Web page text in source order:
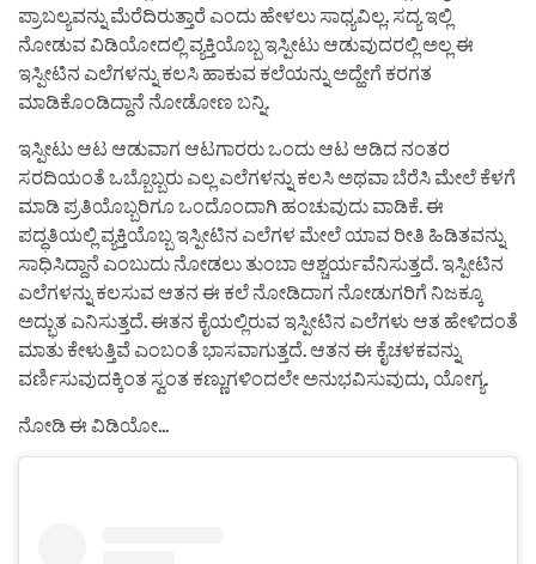
ಪ್ರಾಬಲ್ಯವನ್ನು ಮೆರೆದಿರುತ್ತಾರೆ ಎಂದು ಹೇಳಲು ಸಾಧ್ಯವಿಲ್ಲ. ಸದ್ಯ ಇಲ್ಲಿ
ನೋಡುವ ವಿಡಿಯೋದಲ್ಲಿ ವ್ಯಕ್ತಿಯೊಬ್ಬ ಇಸ್ಪೀಟು ಆಡುವುದರಲ್ಲಿ ಅಲ್ಲ ಈ
ಇಸ್ಪೀಟಿನ ಎಲೆಗಳನ್ನು ಕಲಸಿ ಹಾಕುವ ಕಲೆಯನ್ನು ಅದ್ಹೇಗೆ ಕರಗತ
ಮಾಡಿಕೊಂಡಿದ್ದಾನೆ ನೋಡೋಣ ಬನ್ನಿ.
ಇಸ್ಪೀಟು ಆಟ ಆಡುವಾಗ ಆಟಗಾರರು ಒಂದು ಆಟ ಆಡಿದ ನಂತರ
ಸರದಿಯಂತೆ ಒಬ್ಬೊಬ್ಬರು ಎಲ್ಲ ಎಲೆಗಳನ್ನು ಕಲಸಿ ಅಥವಾ ಬೆರೆಸಿ ಮೇಲೆ ಕೆಳಗೆ
ಮಾಡಿ ಪ್ರತಿಯೊಬ್ಬರಿಗೂ ಒಂದೊಂದಾಗಿ ಹಂಚುವುದು ವಾಡಿಕೆ. ಈ
ಪದ್ಧತಿಯಲ್ಲಿ ವ್ಯಕ್ತಿಯೊಬ್ಬ ಇಸ್ಪೀಟಿನ ಎಲೆಗಳ ಮೇಲೆ ಯಾವ ರೀತಿ ಹಿಡಿತವನ್ನು
ಸಾಧಿಸಿದ್ದಾನೆ ಎಂಬುದು ನೋಡಲು ತುಂಬಾ ಆಶ್ಚರ್ಯವೆನಿಸುತ್ತದೆ. ಇಸ್ಪೀಟಿನ
ಎಲೆಗಳನ್ನು ಕಲಸುವ ಆತನ ಈ ಕಲೆ ನೋಡಿದಾಗ ನೋಡುಗರಿಗೆ ನಿಜಕ್ಕೂ
ಅದ್ಭುತ ಎನಿಸುತ್ತದೆ. ಈತನ ಕೈಯಲ್ಲಿರುವ ಇಸ್ಪೀಟಿನ ಎಲೆಗಳು ಆತ ಹೇಳಿದಂತೆ
ಮಾತು ಕೇಳುತ್ತಿವೆ ಎಂಬಂತೆ ಭಾಸವಾಗುತ್ತದೆ. ಆತನ ಈ ಕೈಚಳಕವನ್ನು
ವರ್ಣಿಸುವುದಕ್ಕಿಂತ ಸ್ವಂತ ಕಣ್ಣುಗಳಿಂದಲೇ ಅನುಭವಿಸುವುದು, ಯೋಗ್ಯ.
ನೋಡಿ ಈ ವಿಡಿಯೋ…